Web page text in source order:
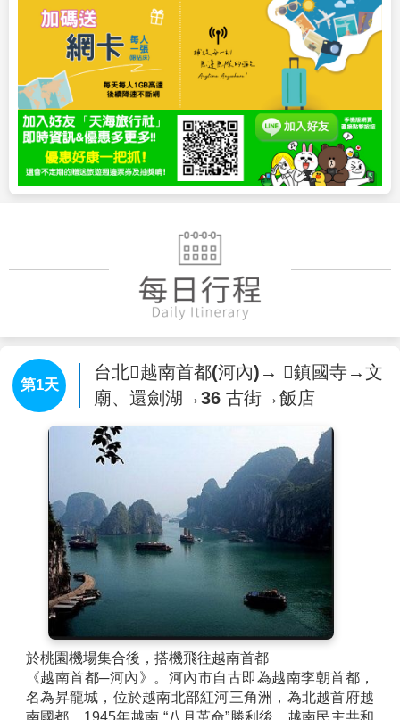
第1天
台北越南首都(河內)→ 鎮國寺→文
廟、還劍湖→36 古街→飯店
於桃園機場集合後，搭機飛往越南首都
《越南首都─河內》。河內市自古即為越南李朝首都，
名為昇龍城，位於越南北部紅河三角洲，為北越首府越
南國都，1945年越南 “八月革命”勝利後，越南民主共和